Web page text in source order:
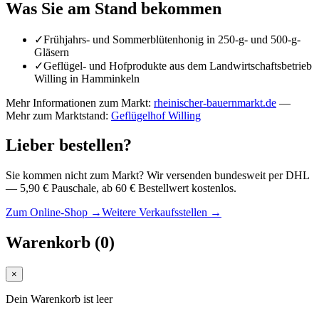
Was Sie am Stand bekommen
✓Frühjahrs- und Sommerblütenhonig in 250-g- und 500-g-
Gläsern
✓Geflügel- und Hofprodukte aus dem Landwirtschaftsbetrieb
Willing in Hamminkeln
Mehr Informationen zum Markt: rheinischer-bauernmarkt.de —
Mehr zum Marktstand: Geflügelhof Willing
Lieber bestellen?
Sie kommen nicht zum Markt? Wir versenden bundesweit per DHL
— 5,90 € Pauschale, ab 60 € Bestellwert kostenlos.
Zum Online-Shop →Weitere Verkaufsstellen →
Warenkorb (0)
×
Dein Warenkorb ist leer